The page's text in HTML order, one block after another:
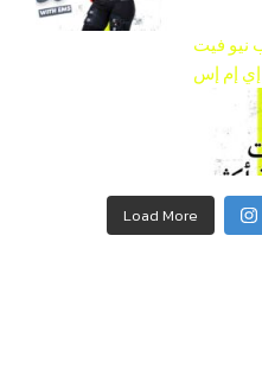
إي إم إس
Load More